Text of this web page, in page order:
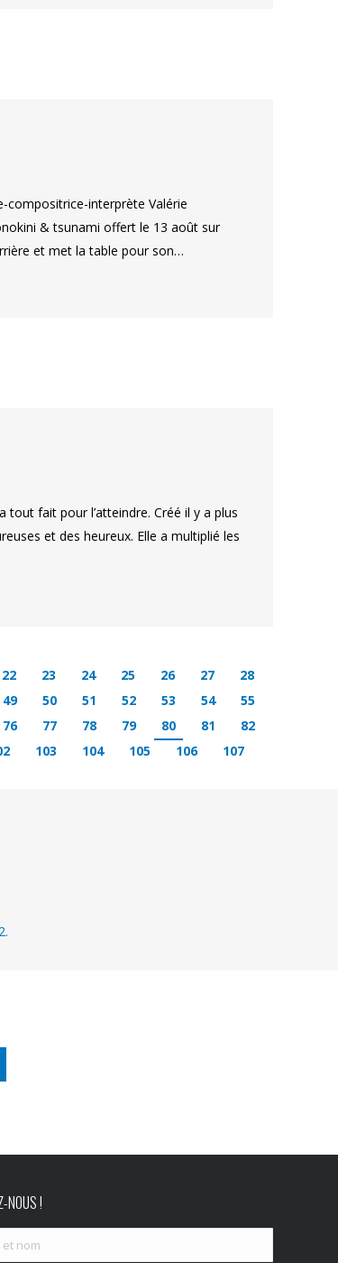
compositrice-interprète Valérie
& tsunami offert le 13 août sur
et met la table pour son…
tout fait pour l’atteindre. Créé il y a plus
et des heureux. Elle a multiplié les
22 23 24 25 26 27
28
49 50 51 52 53 54
55
76 77 78 79 80 81
82
103 104 105 106
107
NOUS !